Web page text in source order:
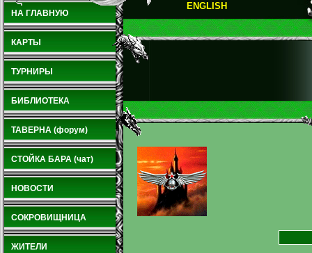
НА ГЛАВНУЮ
КАРТЫ
ТУРНИРЫ
БИБЛИОТЕКА
ТАВЕРНА (форум)
СТОЙКА БАРА (чат)
НОВОСТИ
СОКРОВИЩНИЦА
ЖИТЕЛИ
ENGLISH